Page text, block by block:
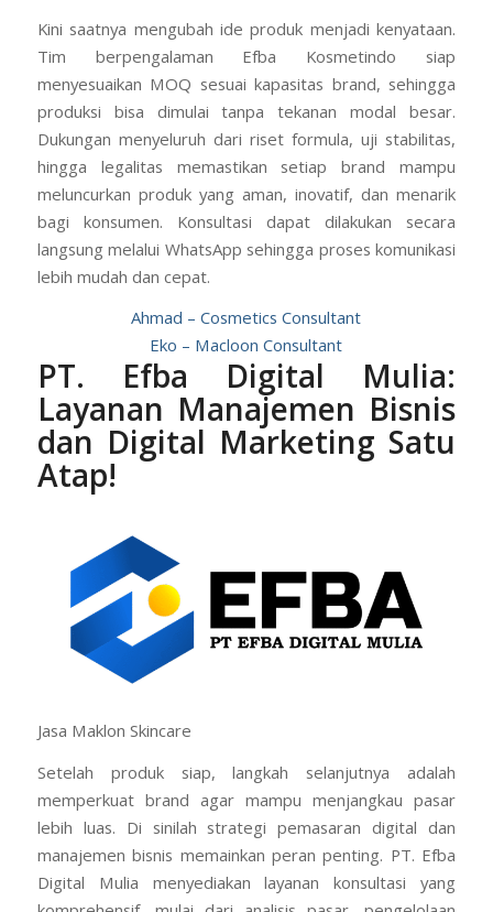
Kini saatnya mengubah ide produk menjadi kenyataan.
Tim berpengalaman Efba Kosmetindo siap
menyesuaikan MOQ sesuai kapasitas brand, sehingga
produksi bisa dimulai tanpa tekanan modal besar.
Dukungan menyeluruh dari riset formula, uji stabilitas,
hingga legalitas memastikan setiap brand mampu
meluncurkan produk yang aman, inovatif, dan menarik
bagi konsumen. Konsultasi dapat dilakukan secara
langsung melalui WhatsApp sehingga proses komunikasi
lebih mudah dan cepat.
Ahmad – Cosmetics Consultant
Eko – Macloon Consultant
PT. Efba Digital Mulia:
Layanan Manajemen Bisnis
dan Digital Marketing Satu
Atap!
Jasa Maklon Skincare
Setelah produk siap, langkah selanjutnya adalah
memperkuat brand agar mampu menjangkau pasar
lebih luas. Di sinilah strategi pemasaran digital dan
manajemen bisnis memainkan peran penting. PT. Efba
Digital Mulia menyediakan layanan konsultasi yang